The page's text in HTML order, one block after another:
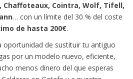
Chaffoteaux, Cointra, Wolf, Tifell,
… con un límite del 30 % del coste
de hasta 200€.
oportunidad de sustituir tu antiguo
por un modelo nuevo, eficiente,
menos dinero del que esperas